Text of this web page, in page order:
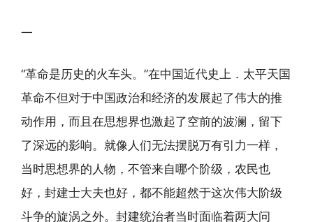
一
“革命是历史的火车头。”在中国近代史上．太平天国
革命不但对于中国政治和经济的发展起了伟大的推
动作用，而且在思想界也激起了空前的波澜，留下
了深远的影响。就像人们无法摆脱万有引力一样，
当时思想界的人物，不管来自哪个阶级，农民也
好，封建士大夫也好，都不能超然于这次伟大阶级
斗争的旋涡之外。封建统治者当时面临着两大问